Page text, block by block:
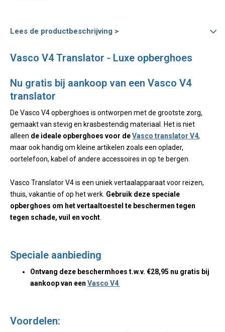
Lees de productbeschrijving >
Vasco V4 Translator - Luxe opberghoes
Nu gratis bij aankoop van een Vasco V4
translator
De Vasco V4 opberghoes is ontworpen met de grootste zorg,
gemaakt van stevig en krasbestendig materiaal. Het is niet
alleen de ideale opberghoes voor deVasco translator V4,
maar ook handig om kleine artikelen zoals een oplader,
oortelefoon, kabel of andere accessoires in op te bergen.
Vasco Translator V4 is een uniek vertaalapparaat voor reizen,
thuis, vakantie of op het werk. Gebruik deze speciale
opberghoes om het vertaaltoestel te beschermen tegen
tegen schade, vuil en vocht
Speciale aanbieding
Ontvang deze beschermhoes t.w.v. €28,95 nu gratis bij
aankoop van een Vasco V4
Voordelen: